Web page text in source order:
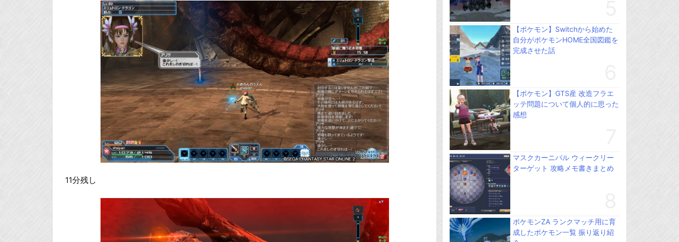
11分残し
【ポケモン】Switchから始めた
自分がポケモンHOME全国図鑑を
完成させた話
【ポケモン】GTS産 改造フラエ
ッテ問題について個人的に思った
感想
マスクカーニバル ウィークリー
ターゲット 攻略メモ書きまとめ
ポケモンZA ランクマッチ用に育
成したポケモン一覧 振り返り紹